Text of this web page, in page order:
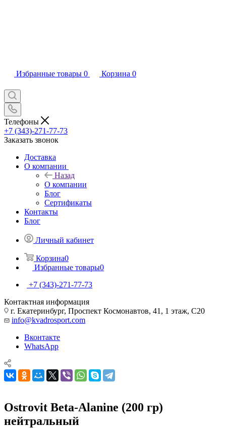
Избранные товары 0 Корзина 0
Телефоны
+7 (343)-271-77-73
Заказать звонок
Доставка
О компании
Назад
О компании
Блог
Сертификаты
Контакты
Блог
Личный кабинет
Корзина0
Избранные товары0
+7 (343)-271-77-73
Контактная информация
г. Екатеринбург, Проспект Космонавтов, 41, 1 этаж, С20
info@kvadrosport.com
Вконтакте
WhatsApp
Ostrovit Beta-Alanine (200 гр)
нейтральный